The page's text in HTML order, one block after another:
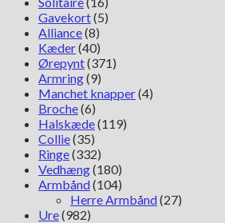
Gavekort(5)
Alliance(8)
Kæder(40)
Ørepynt(371)
Armring(9)
Manchet knapper(4)
Broche(6)
Halskæde(119)
Collie(35)
Ringe(332)
Vedhæng(180)
Armbånd(104)
Herre Armbånd(27)
Ure(982)